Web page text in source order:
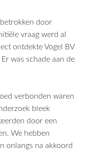
door
vraag werd al
ontdekte Vogel BV
was schade aan de
verbonden waren
bleek
door een
We hebben
onlangs na akkoord